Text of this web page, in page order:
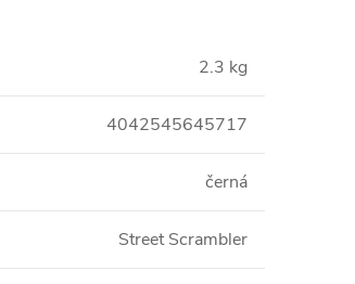
2.3 kg
4042545645717
černá
Street Scrambler